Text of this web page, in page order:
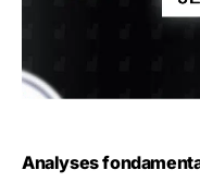
Analyses